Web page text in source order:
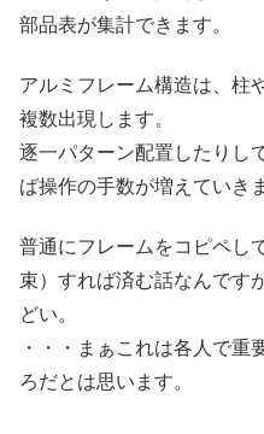
部品表が集計できます。
アルミフレーム構造は、柱
複数出現します。
逐一パターン配置したりし
ば操作の手数が増えていき
普通にフレームをコピペし
束）すれば済む話なんです
どい。
・・・まぁこれは各人で重
ろだとは思います。